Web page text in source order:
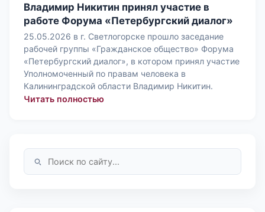
Владимир Никитин принял участие в
работе Форума «Петербургский диалог»
25.05.2026 в г. Светлогорске прошло заседание
рабочей группы «Гражданское общество» Форума
«Петербургский диалог», в котором принял участие
Уполномоченный по правам человека в
Калининградской области Владимир Никитин.
Читать полностью: Владимир Никитин принял